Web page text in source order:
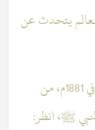
يتحدث عن
2. كان إنجليزي معروف، ولد سنة 1795م، وتوفي 1881م، من
ﷺ، انظر: